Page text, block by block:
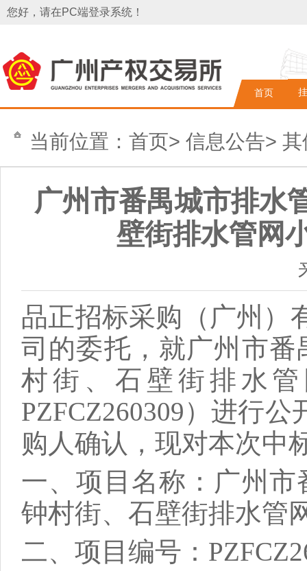
您好，请在PC端登录系统！
首页
当前位置： 首页> 信息公告> 其
广州市番禺城市排水
壁街排水管网
品正招标采购（广州）
司 的委托，就广州市番
村街、石壁街排水
PZFCZ260309）进行公
购人确认，现对本次中
一、项目名称： 广州市
钟村街、石壁街排水管
二、项目编号：